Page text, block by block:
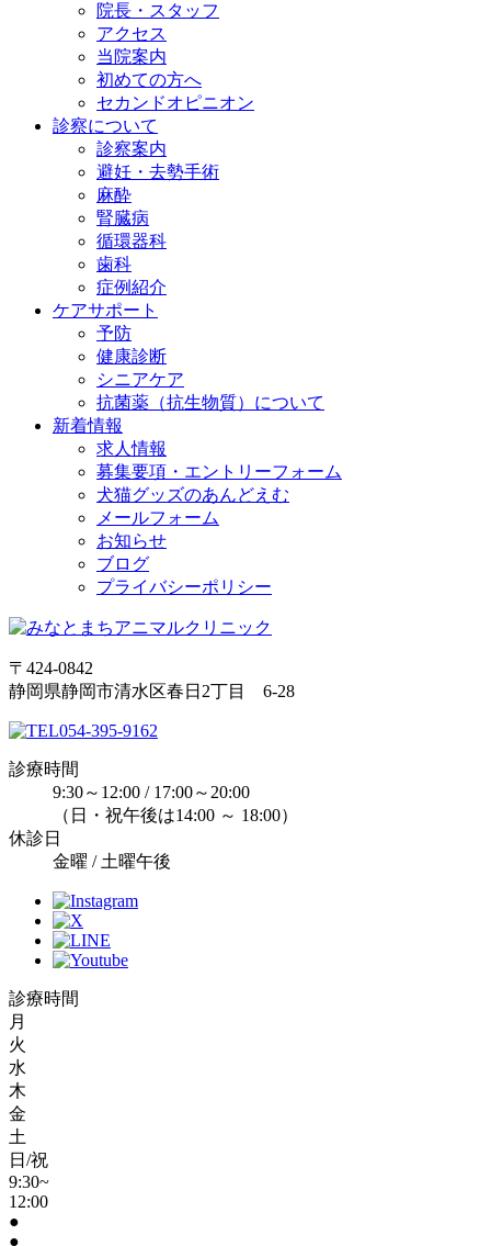
院長・スタッフ
アクセス
当院案内
初めての方へ
セカンドオピニオン
診察について
診察案内
避妊・去勢手術
麻酔
腎臓病
循環器科
歯科
症例紹介
ケアサポート
予防
健康診断
シニアケア
抗菌薬（抗生物質）について
新着情報
求人情報
募集要項・エントリーフォーム
犬猫グッズのあんどえむ
メールフォーム
お知らせ
ブログ
プライバシーポリシー
〒424-0842
静岡県静岡市清水区春日2丁目 6-28
054-395-9162
診療時間
9:30～12:00 / 17:00～20:00
（日・祝午後は14:00 ～ 18:00）
休診日
金曜 / 土曜午後
診療時間
月
火
水
木
金
土
日/祝
9:30~
12:00
●
●